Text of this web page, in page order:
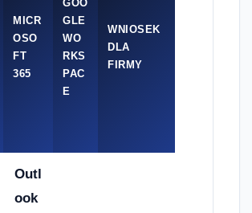
MICR
OSO
FT
365
GOO
GLE
WO
RKS
PAC
E
WNIOSEK
DLA
FIRMY
Outl
ook